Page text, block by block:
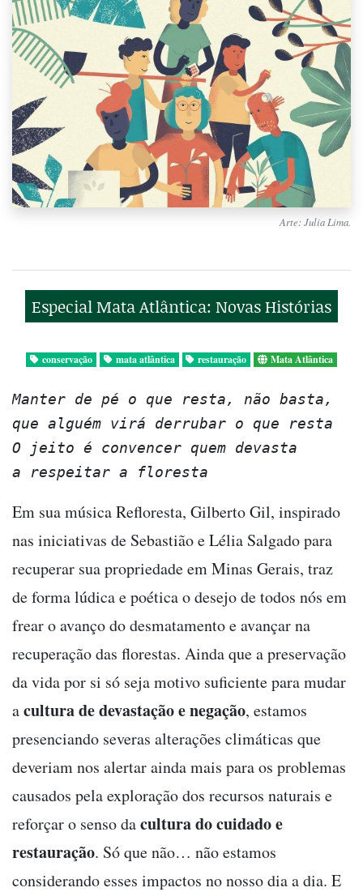
Arte: Julia Lima.
Especial Mata Atlântica: Novas Histórias
conservação mata atlântica restauração Mata Atlântica
Manter de pé o que resta, não basta,
que alguém virá derrubar o que resta
O jeito é convencer quem devasta
a respeitar a floresta
Em sua música Refloresta, Gilberto Gil, inspirado
nas iniciativas de Sebastião e Lélia Salgado para
recuperar sua propriedade em Minas Gerais, traz
de forma lúdica e poética o desejo de todos nós em
frear o avanço do desmatamento e avançar na
recuperação das florestas. Ainda que a preservação
da vida por si só seja motivo suficiente para mudar
acultura de devastação e negação, estamos
presenciando severas alterações climáticas que
deveriam nos alertar ainda mais para os problemas
causados pela exploração dos recursos naturais e
reforçar o senso dacultura do cuidado e
restauração. Só que não… não estamos
considerando esses impactos no nosso dia a dia. E